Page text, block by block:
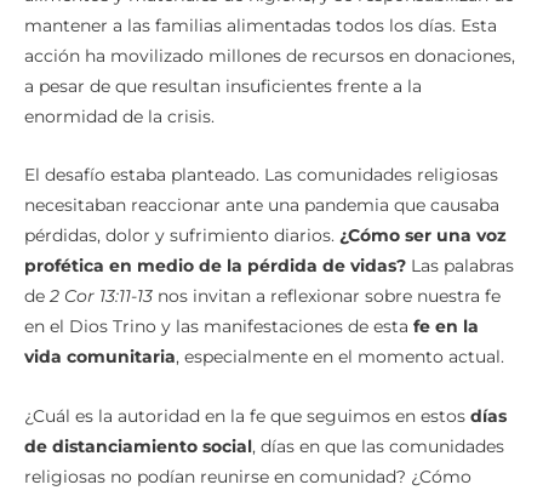
mantener a las familias alimentadas todos los días. Esta
acción ha movilizado millones de recursos en donaciones,
a pesar de que resultan insuficientes frente a la
enormidad de la crisis.
El desafío estaba planteado. Las comunidades religiosas
necesitaban reaccionar ante una pandemia que causaba
pérdidas, dolor y sufrimiento diarios. ¿Cómo ser una voz
profética en medio de la pérdida de vidas? Las palabras
de 2 Cor 13:11-13 nos invitan a reflexionar sobre nuestra fe
en el Dios Trino y las manifestaciones de esta fe en la
vida comunitaria, especialmente en el momento actual.
¿Cuál es la autoridad en la fe que seguimos en estos días
de distanciamiento social, días en que las comunidades
religiosas no podían reunirse en comunidad? ¿Cómo